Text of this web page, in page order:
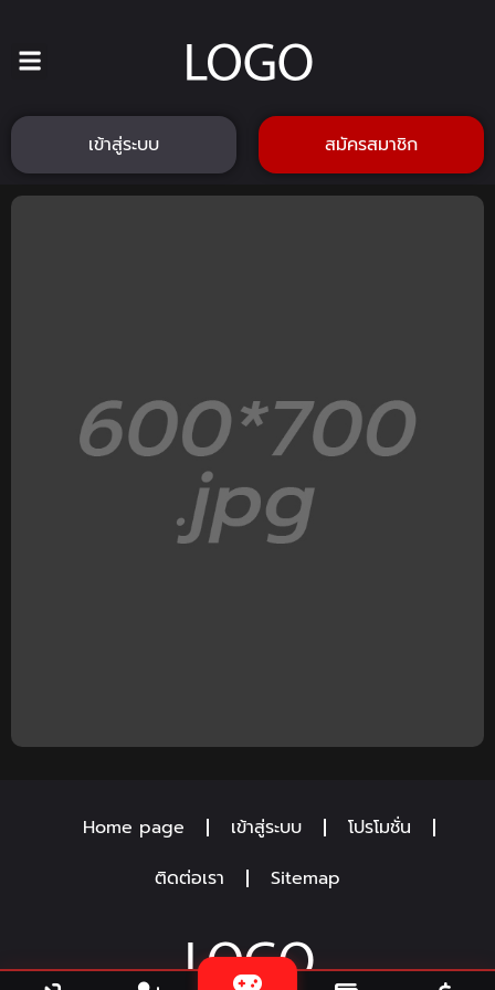
เข้าสู่ระบบ สมัครสมาชิก
Home page เข้าสู่ระบบ
โปรโมชั่น
ติดต่อเรา
Sitemap